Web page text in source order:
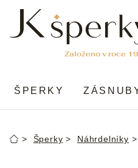
obsah
ŠPERKY
DomůŠperky Náhrdelníky